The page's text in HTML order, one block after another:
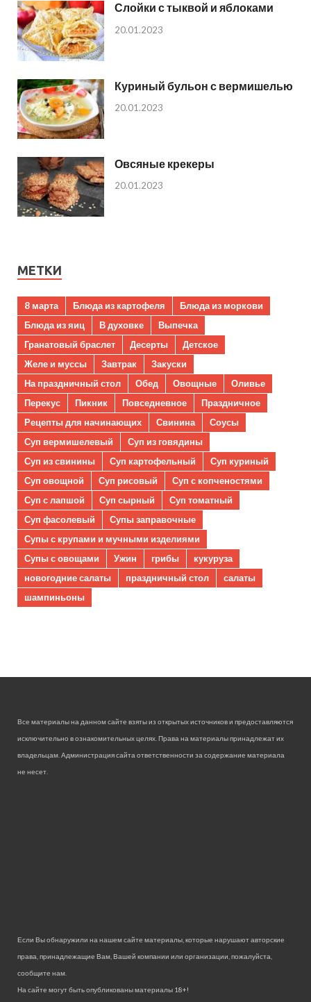
Слойки с тыквой и яблоками
20.01.2023
Куриный бульон с вермишелью
20.01.2023
Овсяные крекеры
20.01.2023
МЕТКИ
8 марта Блюда из картофеля
Блюда из моркови
Блюда из яиц
В духовке
Выпечка
Гранатовый браслет
Десерты
Детское
Желе и муссы
Завтрак
Закуски
На праздничный стол
Обед Овощные
Оливье
Перекус
Пикник Повседневное
Праздничное
Рецепты для начинающих
Свинина
Соусы
Суп вермишелевый
Суп из говядины
Суп из свинины
Суп картофельный
Суп куриный
Суп овощной
Суп рисовый
Суп с копченостями
Суп с лапшой
Суп сырный
Суп томатный
Суп фасолевый
Супы заправочные
Супы с крупами и мучными изделиями
Супы с овощами
Ужин грибы
кукуруза
новогодние салаты
праздничный стол
салаты
шампиньоны
Все материалы на данном сайте взяты из открытых источников и предоставляются
исключительно в ознакомительных целях. Права на материалы принадлежат их
владельцам. Администрация сайта ответственности за содержание материала
не несет.
Если Вы обнаружили на нашем сайте материалы, которые нарушают авторские
права, принадлежащие Вам, Вашей компании или организации, пожалуйста,
сообщите нам.
На сайте могут быть опубликованы материалы 18+!